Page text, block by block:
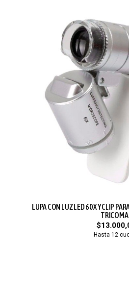
LUPA CON LUZ LED 60X Y CLIP
Hasta 12